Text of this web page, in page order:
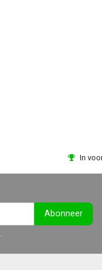
In
Abonneer